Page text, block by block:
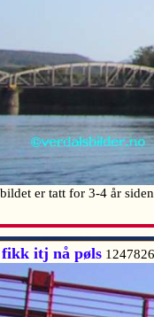
er tatt for 3-4 år
itj nå pøls